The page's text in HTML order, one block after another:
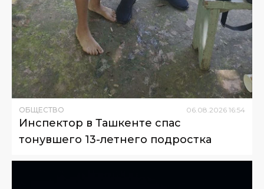
ОБЩЕСТВО 06.08.2026 16:54
Инспектор в Ташкенте спас
тонувшего 13-летнего подростка